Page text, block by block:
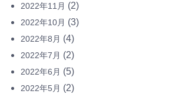
2022年11月 (2)
2022年10月 (3)
2022年8月 (4)
2022年7月 (2)
2022年6月 (5)
2022年5月 (2)